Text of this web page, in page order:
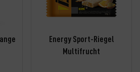
Energy Sport-Riegel
Multifrucht